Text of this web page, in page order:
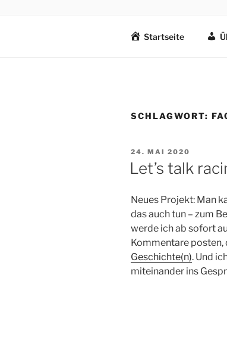
Startseite
SCHLAGWORT:
VERÖFFENTLICHT
AM
24. MAI 2020
Let’s talk
Neues Projekt: Man
das auch tun – zum
werde ich ab sofort
Kommentare posten,
Geschichte(n). Und
miteinander ins